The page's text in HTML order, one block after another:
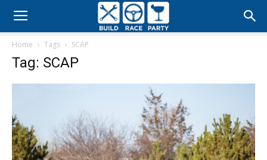
Build
Home Tags SCAP
Tag: SCAP